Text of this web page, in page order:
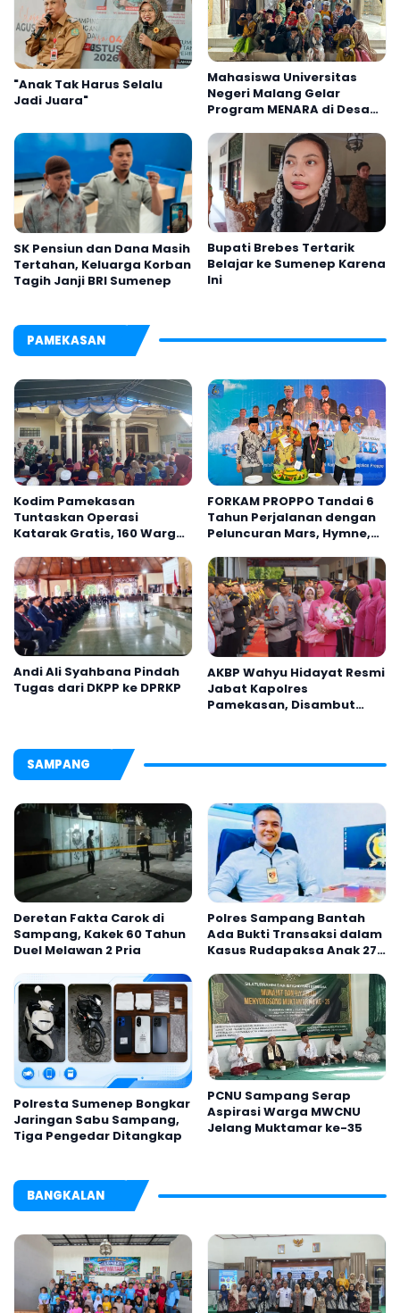
"Anak Tak Harus Selalu
Jadi Juara"
Mahasiswa Universitas
Negeri Malang Gelar
Program MENARA di Desa
SK Pensiun dan Dana Masih
Tertahan, Keluarga Korban
Tagih Janji BRI Sumenep
Bupati Brebes Tertarik
Belajar ke Sumenep Karena
Ini
PAMEKASAN
Kodim Pamekasan
Tuntaskan Operasi
Katarak Gratis, 160 Warga
Jelas
FORKAM PROPPO Tandai 6
Tahun Perjalanan dengan
Peluncuran Mars, Hymne,
Andi Ali Syahbana Pindah
Tugas dari DKPP ke DPRKP
AKBP Wahyu Hidayat Resmi
Jabat Kapolres
Pamekasan, Disambut
SAMPANG
Deretan Fakta Carok di
Sampang, Kakek 60 Tahun
Duel Melawan 2 Pria
Polres Sampang Bantah
Ada Bukti Transaksi dalam
Kasus Rudapaksa Anak 27
Polresta Sumenep Bongkar
Jaringan Sabu Sampang,
Tiga Pengedar Ditangkap
PCNU Sampang Serap
Aspirasi Warga MWCNU
Jelang Muktamar ke-35
BANGKALAN